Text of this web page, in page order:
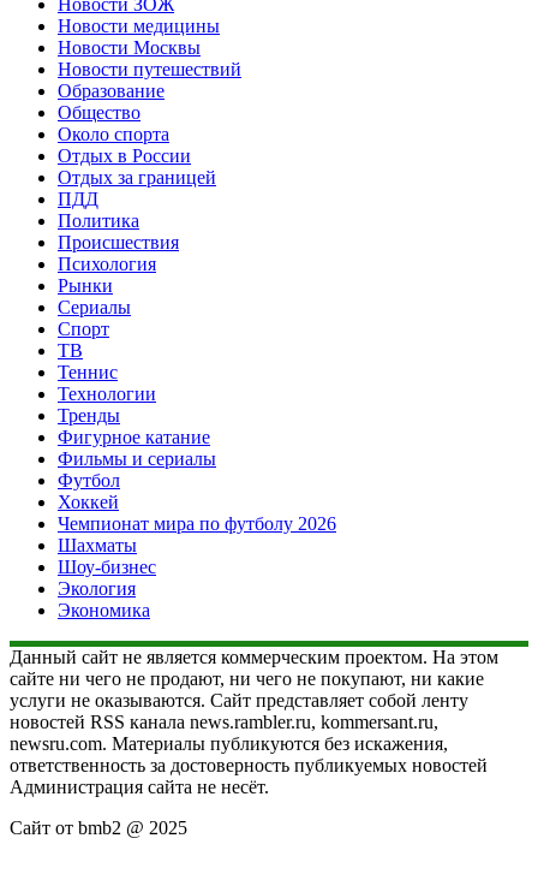
Новости медицины
Новости Москвы
Новости путешествий
Образование
Общество
Около спорта
Отдых в России
Отдых за границей
ПДД
Политика
Происшествия
Психология
Рынки
Сериалы
Спорт
ТВ
Теннис
Технологии
Тренды
Фигурное катание
Фильмы и сериалы
Футбол
Хоккей
Чемпионат мира по футболу 2026
Шахматы
Шоу-бизнес
Экология
Экономика
Данный сайт не является коммерческим проектом. На этом
сайте ни чего не продают, ни чего не покупают, ни какие
услуги не оказываются. Сайт представляет собой ленту
новостей RSS канала news.rambler.ru, kommersant.ru,
newsru.com. Материалы публикуются без искажения,
ответственность за достоверность публикуемых новостей
Администрация сайта не несёт.
Сайт от bmb2 @ 2025